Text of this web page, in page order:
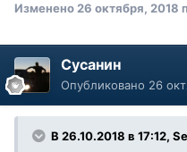
Изменено26 октября, 2018
Сусанин
Опубликовано 26
В 26.10.2018 в 17:12,